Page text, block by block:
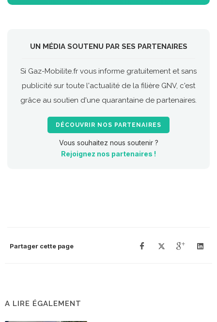
UN MÉDIA SOUTENU PAR SES PARTENAIRES
Si Gaz-Mobilite.fr vous informe gratuitement et sans
publicité sur toute l'actualité de la filière GNV, c'est
grâce au soutien d'une quarantaine de partenaires.
DÉCOUVRIR NOS PARTENAIRES
Vous souhaitez nous soutenir ?
Rejoignez nos partenaires !
Partager cette page
A LIRE ÉGALEMENT